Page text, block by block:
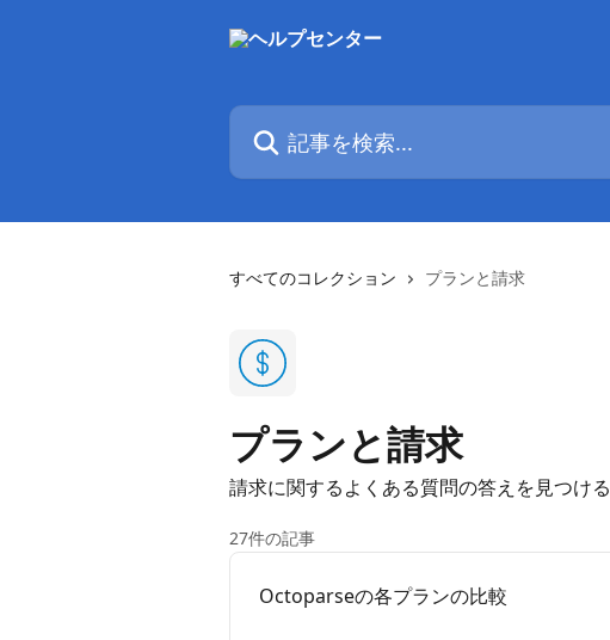
記事を検索...
すべてのコレクション プランと請求
プランと請求
請求に関するよくある質問の答えを見つける
27件の記事
Octoparseの各プランの比較